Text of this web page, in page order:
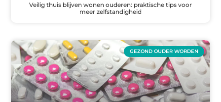
Veilig thuis blijven wonen ouderen: praktische tips voor
meer zelfstandigheid
GEZOND OUDER WORDEN